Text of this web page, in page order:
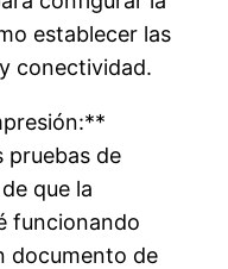
establecer las
conectividad.
pruebas de
que la
funcionando
documento de